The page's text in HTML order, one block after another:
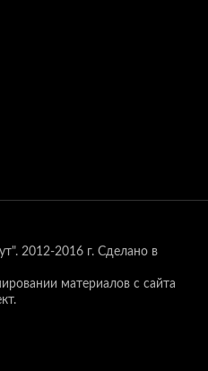
2012-2016 г. Сделано в
материалов с сайта